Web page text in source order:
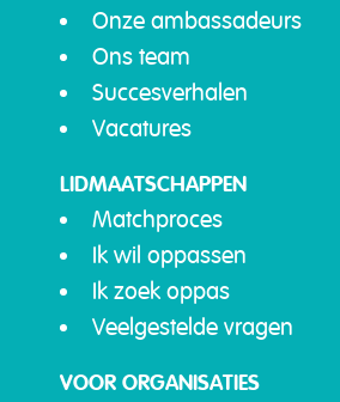
Onze ambassadeurs
Ons team
Succesverhalen
Vacatures
LIDMAATSCHAPPEN
Matchproces
Ik wil oppassen
Ik zoek oppas
Veelgestelde vragen
VOOR ORGANISATIES